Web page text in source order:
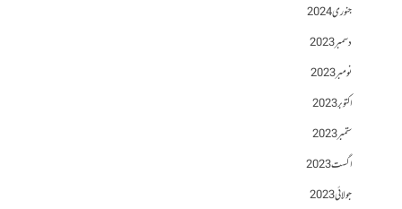
جنوری 2024
دسمبر 2023
نومبر 2023
اکتوبر 2023
ستمبر 2023
اگست 2023
جولائی 2023